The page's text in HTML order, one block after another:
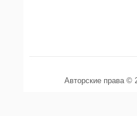
Авторские права ©